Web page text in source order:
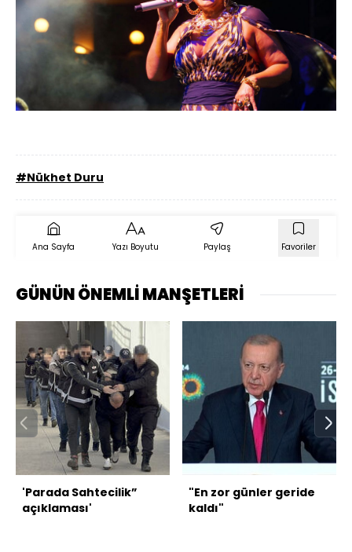
#Nükhet Duru
Ana Sayfa Yazı Boyutu Paylaş Favoriler
GÜNÜN ÖNEMLİ MANŞETLERİ
'Parada Sahtecilik”
açıklaması'
"En zor günler geride
kaldı"